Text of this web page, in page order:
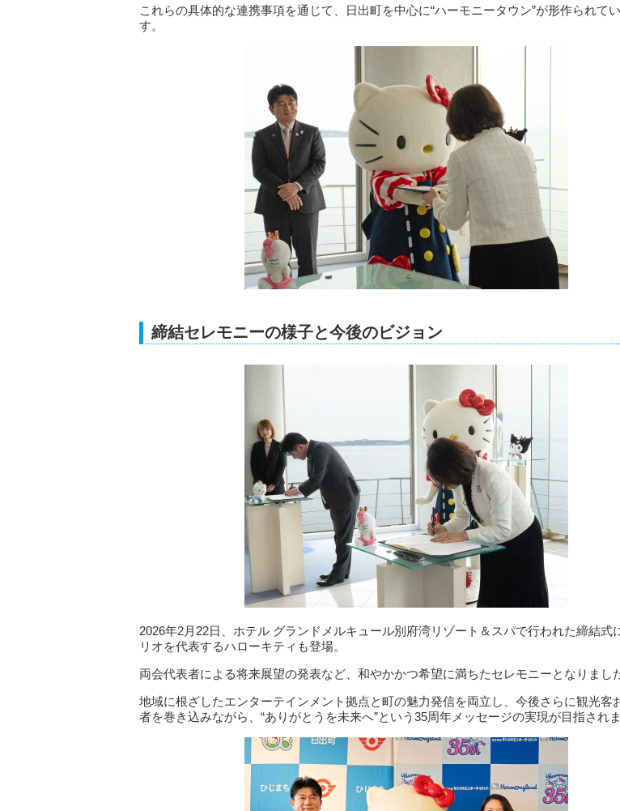
これらの具体的な連携事項を通じて、日出町を中心に“ハーモニータウン”が形作られて
す。
締結セレモニーの様子と今後のビジョン
2026年2月22日、ホテル グランドメルキュール別府湾リゾート＆スパで行われた締結式
リオを代表するハローキティも登場。
両会代表者による将来展望の発表など、和やかかつ希望に満ちたセレモニーとなりまし
地域に根ざしたエンターテインメント拠点と町の魅力発信を両立し、今後さらに観光客
者を巻き込みながら、“ありがとうを未来へ”という35周年メッセージの実現が目指されま